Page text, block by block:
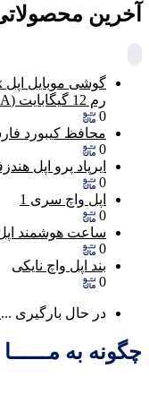
آخرین
رم 12 گیگابایت (ZAA) – Not Active رجیستر شده
0
محافظ کیبورد فارسی مک
0
ایرپاد پرو اپل
0
اپل واچ سری 1
0
ساعت هوشمند
0
بند اپل واچ نایکی
0
در حال بارگیری ...
چگونه به